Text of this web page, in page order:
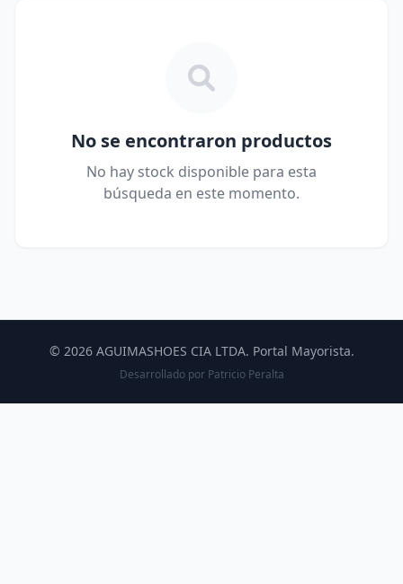
No se encontraron productos
No hay stock disponible para esta
búsqueda en este momento.
© 2026 AGUIMASHOES CIA LTDA. Portal Mayorista.
Desarrollado por Patricio Peralta